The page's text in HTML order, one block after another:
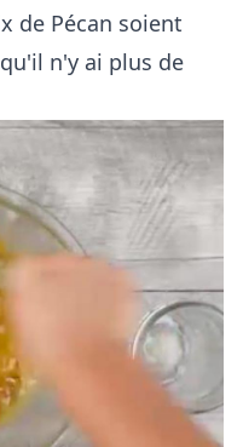
de Pécan soient
n'y ai plus de